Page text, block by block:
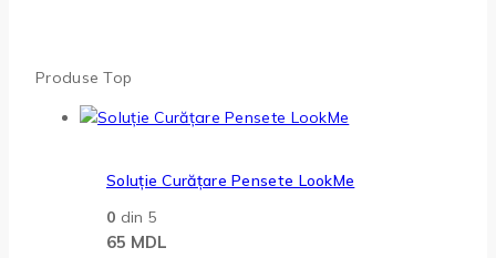
Produse Top
Soluție Curățare Pensete LookMe
0 din 5
65 MDL